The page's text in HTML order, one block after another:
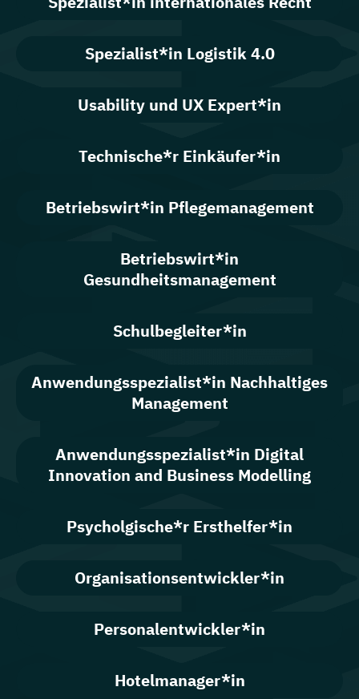
Spezialist*in Logistik 4.0
Usability und UX Expert*in
Technische*r Einkäufer*in
Betriebswirt*in Pflegemanagement
Betriebswirt*in
Gesundheitsmanagement
Schulbegleiter*in
Anwendungsspezialist*in Nachhaltiges
Management
Anwendungsspezialist*in Digital
Innovation and Business Modelling
Psycholgische*r Ersthelfer*in
Organisationsentwickler*in
Personalentwickler*in
Hotelmanager*in